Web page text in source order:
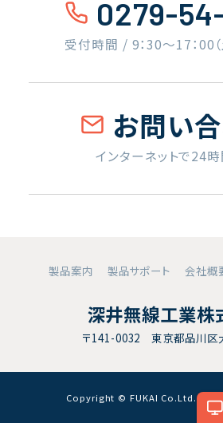
0279-
受付時間 / 9：30〜17：00（
お問い
インターネットで24
製品案内 製品サポート 会社概
深井無線工業株
〒141-0032 東京都品川区
Copyright © FUKAI Co.Ltd. All